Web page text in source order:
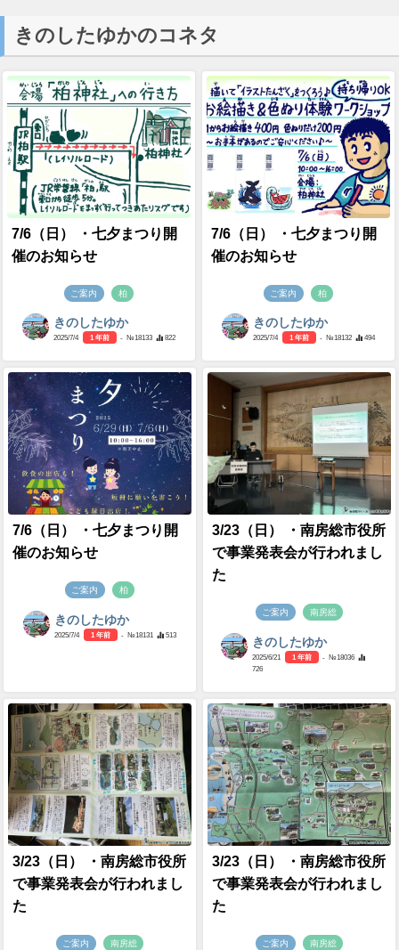
きのしたゆかのコネタ
7/6（日） ・七夕まつり開
催のお知らせ
ご案内 柏
きのしたゆか
2025/7/4 1 年前 - №18133 822
7/6（日） ・七夕まつり開
催のお知らせ
ご案内 柏
きのしたゆか
2025/7/4 1 年前 - №18132 494
7/6（日） ・七夕まつり開
催のお知らせ
ご案内 柏
きのしたゆか
2025/7/4 1 年前 - №18131 513
3/23（日） ・南房総市役所
で事業発表会が行われまし
た
ご案内 南房総
きのしたゆか
2025/6/21 1 年前
- №18036
726
3/23（日） ・南房総市役所
で事業発表会が行われまし
た
ご案内 南房総
3/23（日） ・南房総市役所
で事業発表会が行われまし
た
ご案内 南房総